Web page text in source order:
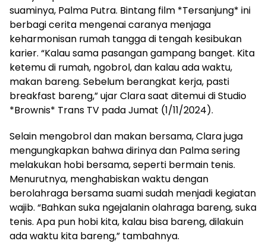
suaminya, Palma Putra. Bintang film *Tersanjung* ini
berbagi cerita mengenai caranya menjaga
keharmonisan rumah tangga di tengah kesibukan
karier. “Kalau sama pasangan gampang banget. Kita
ketemu di rumah, ngobrol, dan kalau ada waktu,
makan bareng. Sebelum berangkat kerja, pasti
breakfast bareng,” ujar Clara saat ditemui di Studio
*Brownis* Trans TV pada Jumat (1/11/2024).
Selain mengobrol dan makan bersama, Clara juga
mengungkapkan bahwa dirinya dan Palma sering
melakukan hobi bersama, seperti bermain tenis.
Menurutnya, menghabiskan waktu dengan
berolahraga bersama suami sudah menjadi kegiatan
wajib. “Bahkan suka ngejalanin olahraga bareng, suka
tenis. Apa pun hobi kita, kalau bisa bareng, dilakuin
ada waktu kita bareng,” tambahnya.